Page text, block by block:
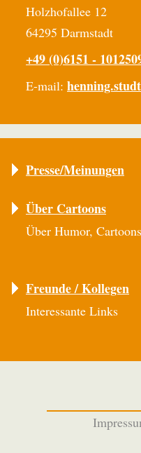
Holzhofallee 12
64295 Darmstadt
+49 (0)6151 -
E-mail:
Presse/Meinungen
Über Cartoons
Über Humor,
Freunde / Kollegen
Interessante Links